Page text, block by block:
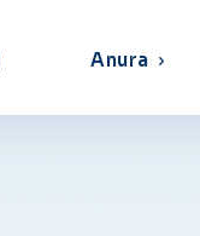
Anura